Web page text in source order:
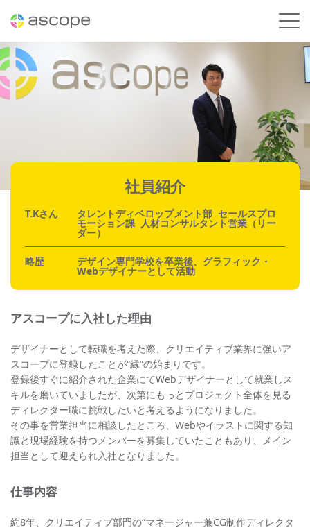
社員紹介
T.Kさん タレントディベロップメント部 セールスプロ
モーション課 人材コンサルタント営業（リー
ダー）
略歴 デザイン専門学校を卒業後、グラフィック・
Webデザイナーとして活動
アスコープに入社した理由
デザイナーとして転職を考えた際、クリエイティブ業界に強いア
スコープに登録したことが“縁”の始まりです。
登録後すぐに紹介された企業にてWebデザイナーとして就業しス
キルを磨いていましたが、次第にもっとプロジェクト全体を見る
ディレクター職に挑戦したいと考えるようになりました。
その事を営業担当に相談したところ、Webやイラストに関する知
識と現場経験を持つメンバーを募集していたこともあり、メイン
担当として迎えられ入社となりました。
仕事内容
約8年、クリエイティブ部門の“マネージャー兼CG制作ディレクタ